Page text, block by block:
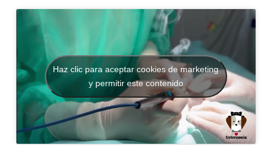
Haz clic para aceptar cookies de marketing
y permitir este contenido